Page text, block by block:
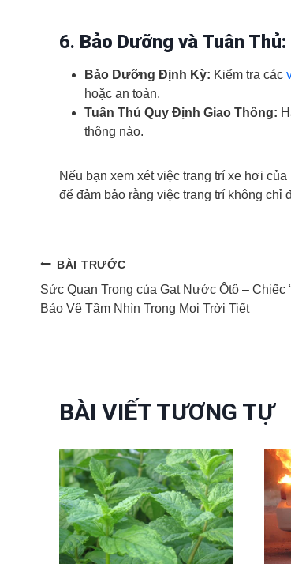
6. Bảo Dưỡng và Tuân Thủ:
Bảo Dưỡng Định Kỳ: Kiểm tra các
hoặc an toàn.
Tuân Thủ Quy Định Giao Thông:
thông nào.
Nếu bạn xem xét việc trang trí xe hơi
để đảm bảo rằng việc trang trí không chỉ
Điều
hướng
BÀI TRƯỚC
Sức Quan Trọng của Gạt Nước Ôtô – Chiếc
Bảo Vệ Tầm Nhìn Trong Mọi Trời Tiết
BÀI VIẾT TƯƠNG TỰ